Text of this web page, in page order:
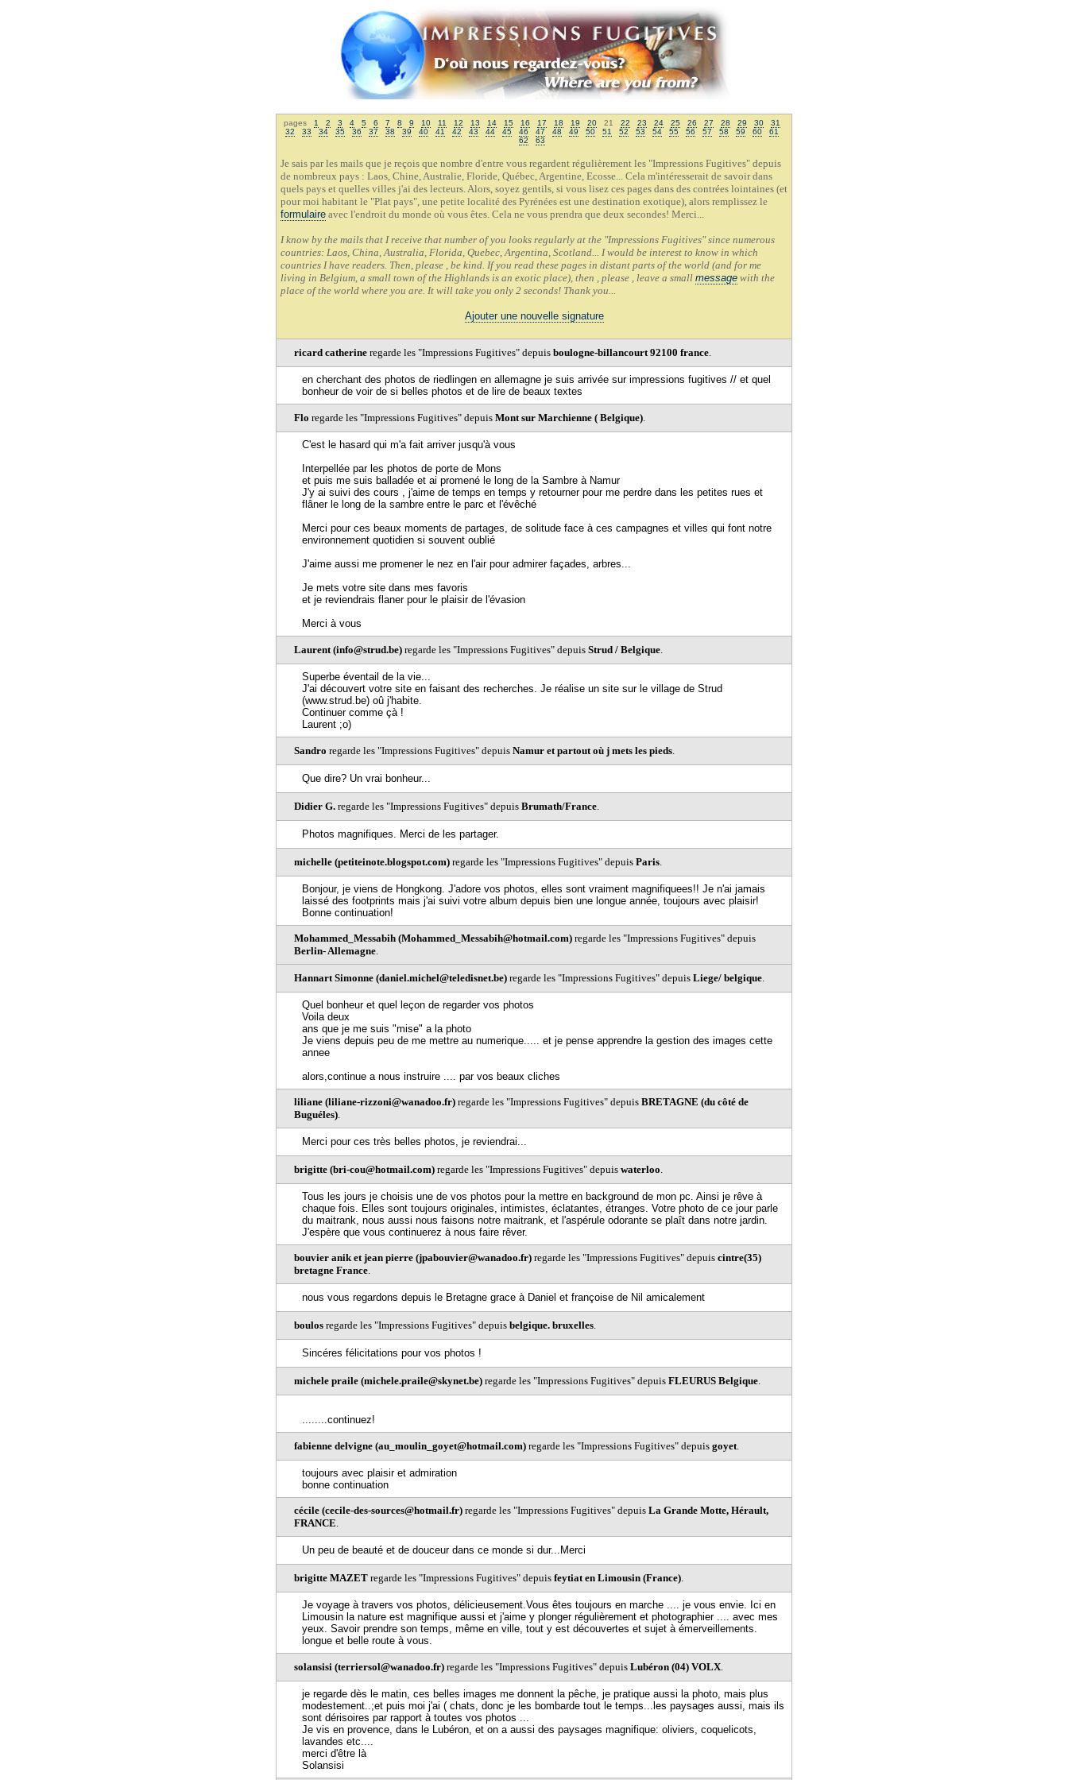
pages 1 2 3 4 5 6 7 8 9 10 11 12 13 14 15 16 17 18 19 2021 22 23 24 25 26 27 28 29 30
31
32
33 34 35 36 37 38 39 40 41 42 43 44 45 46 47 48 49 50 51 52 53 54 55 56 57 58 59 60
61
62
63
Je sais par les mails que je reçois que nombre d'entre vous regardent régulièrement les "Impressions Fugitives" depuis
de nombreux pays : Laos, Chine, Australie, Floride, Québec, Argentine, Ecosse... Cela m'intéresserait de savoir dans
quels pays et quelles villes j'ai des lecteurs. Alors, soyez gentils, si vous lisez ces pages dans des contrées lointaines (et
pour moi habitant le "Plat pays", une petite localité des Pyrénées est une destination exotique), alors remplissez le
formulaire avec l'endroit du monde où vous êtes. Cela ne vous prendra que deux secondes! Merci...
I know by the mails that I receive that number of you looks regularly at the "Impressions Fugitives" since numerous
countries: Laos, China, Australia, Florida, Quebec, Argentina, Scotland... I would be interest to know in which
countries I have readers. Then, please , be kind. If you read these pages in distant parts of the world (and for me
living in Belgium, a small town of the Highlands is an exotic place), then , please , leave a small message with the
place of the world where you are. It will take you only 2 seconds! Thank you...
Ajouter une nouvelle signature
ricard catherine regarde les "Impressions Fugitives" depuis boulogne-billancourt 92100 france.
en cherchant des photos de riedlingen en allemagne je suis arrivée sur impressions fugitives // et quel
bonheur de voir de si belles photos et de lire de beaux textes
Flo regarde les "Impressions Fugitives" depuis Mont sur Marchienne ( Belgique).
C'est le hasard qui m'a fait arriver jusqu'à vous
Interpellée par les photos de porte de Mons
et puis me suis balladée et ai promené le long de la Sambre à Namur
J'y ai suivi des cours , j'aime de temps en temps y retourner pour me perdre dans les petites rues et
flâner le long de la sambre entre le parc et l'évêché
Merci pour ces beaux moments de partages, de solitude face à ces campagnes et villes qui font notre
environnement quotidien si souvent oublié
J'aime aussi me promener le nez en l'air pour admirer façades, arbres...
Je mets votre site dans mes favoris
et je reviendrais flaner pour le plaisir de l'évasion
Merci à vous
Laurent (info@strud.be) regarde les "Impressions Fugitives" depuis Strud / Belgique.
Superbe éventail de la vie...
J'ai découvert votre site en faisant des recherches. Je réalise un site sur le village de Strud
(www.strud.be) oû j'habite.
Continuer comme çà !
Laurent ;o)
Sandro regarde les "Impressions Fugitives" depuis Namur et partout où j mets les pieds.
Que dire? Un vrai bonheur...
Didier G. regarde les "Impressions Fugitives" depuis Brumath/France.
Photos magnifiques. Merci de les partager.
michelle (petiteinote.blogspot.com) regarde les "Impressions Fugitives" depuis Paris.
Bonjour, je viens de Hongkong. J'adore vos photos, elles sont vraiment magnifiquees!! Je n'ai jamais
laissé des footprints mais j'ai suivi votre album depuis bien une longue année, toujours avec plaisir!
Bonne continuation!
Mohammed_Messabih (Mohammed_Messabih@hotmail.com) regarde les "Impressions Fugitives" depuis
Berlin- Allemagne.
Hannart Simonne (daniel.michel@teledisnet.be) regarde les "Impressions Fugitives" depuis Liege/ belgique.
Quel bonheur et quel leçon de regarder vos photos
Voila deux
ans que je me suis "mise" a la photo
Je viens depuis peu de me mettre au numerique..... et je pense apprendre la gestion des images cette
annee
alors,continue a nous instruire .... par vos beaux cliches
liliane (liliane-rizzoni@wanadoo.fr) regarde les "Impressions Fugitives" depuis BRETAGNE (du côté de
Buguéles).
Merci pour ces très belles photos, je reviendrai...
brigitte (bri-cou@hotmail.com) regarde les "Impressions Fugitives" depuis waterloo.
Tous les jours je choisis une de vos photos pour la mettre en background de mon pc. Ainsi je rêve à
chaque fois. Elles sont toujours originales, intimistes, éclatantes, étranges. Votre photo de ce jour parle
du maitrank, nous aussi nous faisons notre maitrank, et l'aspérule odorante se plaît dans notre jardin.
J'espère que vous continuerez à nous faire rêver.
bouvier anik et jean pierre (jpabouvier@wanadoo.fr) regarde les "Impressions Fugitives" depuis cintre(35)
bretagne France.
nous vous regardons depuis le Bretagne grace à Daniel et françoise de Nil amicalement
boulos regarde les "Impressions Fugitives" depuis belgique. bruxelles.
Sincéres félicitations pour vos photos !
michele praile (michele.praile@skynet.be) regarde les "Impressions Fugitives" depuis FLEURUS Belgique.
........continuez!
fabienne delvigne (au_moulin_goyet@hotmail.com) regarde les "Impressions Fugitives" depuis goyet.
toujours avec plaisir et admiration
bonne continuation
cécile (cecile-des-sources@hotmail.fr) regarde les "Impressions Fugitives" depuis La Grande Motte, Hérault,
FRANCE.
Un peu de beauté et de douceur dans ce monde si dur...Merci
brigitte MAZET regarde les "Impressions Fugitives" depuis feytiat en Limousin (France).
Je voyage à travers vos photos, délicieusement.Vous êtes toujours en marche .... je vous envie. Ici en
Limousin la nature est magnifique aussi et j'aime y plonger régulièrement et photographier .... avec mes
yeux. Savoir prendre son temps, même en ville, tout y est découvertes et sujet à émerveillements.
longue et belle route à vous.
solansisi (terriersol@wanadoo.fr) regarde les "Impressions Fugitives" depuis Lubéron (04) VOLX.
je regarde dès le matin, ces belles images me donnent la pêche, je pratique aussi la photo, mais plus
modestement..;et puis moi j'ai ( chats, donc je les bombarde tout le temps...les paysages aussi, mais ils
sont dérisoires par rapport à toutes vos photos ...
Je vis en provence, dans le Lubéron, et on a aussi des paysages magnifique: oliviers, coquelicots,
lavandes etc....
merci d'être là
Solansisi